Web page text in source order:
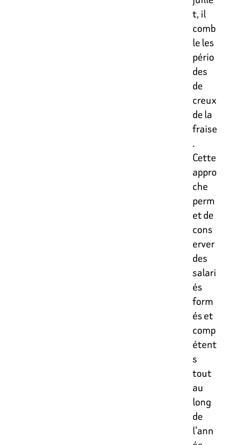
t, il
comb
le les
pério
des
de
creux
de la
fraise
.
Cette
appro
che
perm
et de
cons
erver
des
salari
és
form
és et
comp
étent
s
tout
au
long
de
l’ann